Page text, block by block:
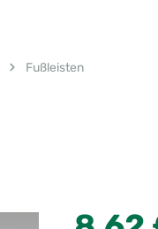
Fußleisten
Regulärer